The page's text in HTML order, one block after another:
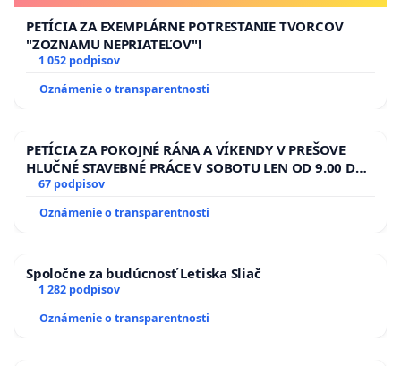
PETÍCIA ZA EXEMPLÁRNE POTRESTANIE TVORCOV
"ZOZNAMU NEPRIATEĽOV"!
1 052 podpisov
Oznámenie o transparentnosti
PETÍCIA ZA POKOJNÉ RÁNA A VÍKENDY V PREŠOVE
HLUČNÉ STAVEBNÉ PRÁCE V SOBOTU LEN OD 9.00 DO
13.00 HOD., CEZ PRACOVNÝ TÝŽDEŇ CIEĽ 8.00 – 18.00
ĎUMBIERSKEJ/MAGU
67 podpisov
Oznámenie o transparentnosti
Spoločne za budúcnosť Letiska Sliač
1 282 podpisov
Oznámenie o transparentnosti